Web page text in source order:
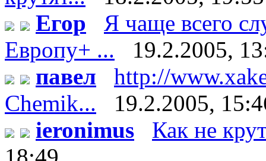
Егор
Я чаще всего
Европу+ ...
19.2.2005,
павел
http://
Chemik...
19.2.2005,
ieronimus
Как не